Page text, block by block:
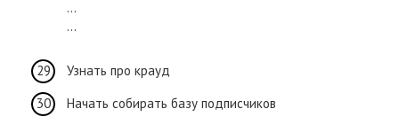
…
…
Узнать про крауд
Начать собирать базу подписчиков